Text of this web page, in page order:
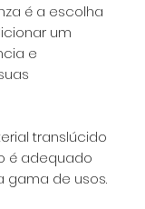
é a escolha
um
e
translúcido
é adequado
gama de usos.